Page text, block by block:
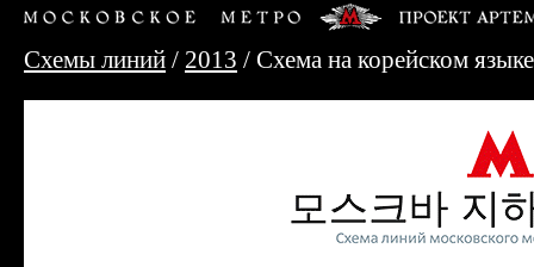
Схемы линий / 2013 / Схема на корейском языке